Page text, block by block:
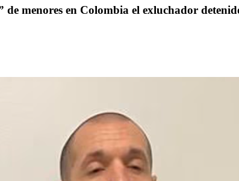
de menores en Colombia el exluchador